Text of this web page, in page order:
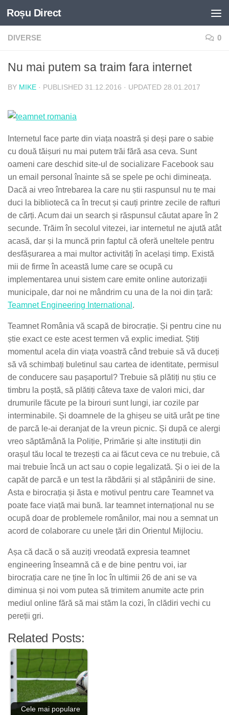
Skip to content
Roșu Direct
DIVERSE 0
Nu mai putem sa traim fara internet
BY MIKE · PUBLISHED 31.12.2016 · UPDATED 28.01.2017
Internetul face parte din viața noastră și deși pare o sabie
cu două tăișuri nu mai putem trăi fără asa ceva. Sunt
oameni care deschid site-ul de socializare Facebook sau
un email personal înainte să se spele pe ochi dimineața.
Dacă ai vreo întrebarea la care nu știi raspunsul nu te mai
duci la bibliotecă ca în trecut și cauți printre zecile de rafturi
de cărți. Acum dai un search și răspunsul căutat apare în 2
secunde. Trăim în secolul vitezei, iar internetul ne ajută atât
acasă, dar și la muncă prin faptul că oferă uneltele pentru
desfășurarea a mai multor activități în același timp. Există
mii de firme în această lume care se ocupă cu
implementarea unui sistem care emite online autorizații
municipale, dar noi ne mândrim cu una de la noi din țară:
Teamnet Engineering International .
Teamnet România vă scapă de birocrație. Și pentru cine nu
știe exact ce este acest termen vă explic imediat. Știți
momentul acela din viața voastră când trebuie să vă duceți
să vă schimbați buletinul sau cartea de identitate, permisul
de conducere sau pașaportul? Trebuie să plătiți nu știu ce
timbru la poștă, să plătiți câteva taxe de valori mici, dar
drumurile făcute pe la birouri sunt lungi, iar cozile par
interminabile. Și doamnele de la ghișeu se uită urât pe tine
de parcă le-ai deranjat de la vreun picnic. Și după ce alergi
vreo săptămână la Poliție, Primărie și alte instituții din
orașul tău local te trezești ca ai făcut ceva ce nu trebuie, că
mai trebuie încă un act sau o copie legalizată. Și o iei de la
capăt de parcă e un test la răbdării și al stăpânirii de sine.
Asta e birocrația și ăsta e motivul pentru care Teamnet va
poate face viață mai bună. Iar teamnet internațional nu se
ocupă doar de problemele românilor, mai nou a semnat un
acord de colaborare cu unele țări din Orientul Mijlociu.
Așa că dacă o să auziți vreodată expresia teamnet
engineering înseamnă că e de bine pentru voi, iar
birocrația care ne ține în loc în ultimii 26 de ani se va
diminua și noi vom putea să trimitem anumite acte prin
mediul online fără să mai stăm la cozi, în clădiri vechi cu
pereții gri.
Related Posts:
Cele mai populare